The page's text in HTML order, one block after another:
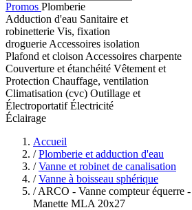
Promos Plomberie
Adduction d'eau Sanitaire et
robinetterie Vis, fixation
droguerie Accessoires isolation
Plafond et cloison Accessoires charpente
Couverture et étanchéité Vêtement et
Protection Chauffage, ventilation
Climatisation (cvc) Outillage et
ÉlectroportatifÉlectricité
Éclairage
Accueil
/ Plomberie et adduction d'eau
/ Vanne et robinet de canalisation
/ Vanne à boisseau sphérique
/ ARCO - Vanne compteur équerre
Manette MLA 20x27